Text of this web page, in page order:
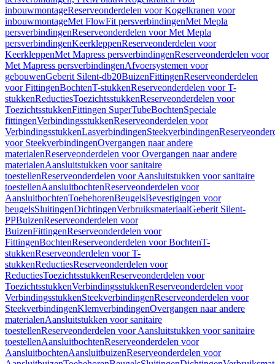
inbouwmontageReserveonderdelen voor Kogelkranen voor
inbouwmontageMet FlowFit persverbindingenMet Mepla
persverbindingenReserveonderdelen voor Met Mepla
persverbindingenKeerkleppenReserveonderdelen voor
KeerkleppenMet Mapress persverbindingenReserveonderdelen voor
Met Mapress persverbindingenAfvoersystemen voor
gebouwenGeberit Silent-db20BuizenFittingenReserveonderdelen
voor FittingenBochtenT-stukkenReserveonderdelen voor T-
stukkenReductiesToezichtsstukkenReserveonderdelen voor
ToezichtsstukkenFittingen SuperTubeBochtenSpeciale
fittingenVerbindingsstukkenReserveonderdelen voor
VerbindingsstukkenLasverbindingenSteekverbindingen
voor SteekverbindingenOvergangen naar andere
materialenReserveonderdelen voor Overgangen naar andere
materialenAansluitstukken voor sanitaire
toestellenReserveonderdelen voor Aansluitstukken voor sanitaire
toestellenAansluitbochtenReserveonderdelen voor
AansluitbochtenToebehorenBeugelsBevestigingen voor
beugelsSluitingenDichtingenVerbruiksmateriaalGeberit Silent-
PPBuizenReserveonderdelen voor
BuizenFittingenReserveonderdelen voor
FittingenBochtenReserveonderdelen voor BochtenT-
stukkenReserveonderdelen voor T-
stukkenReductiesReserveonderdelen voor
ReductiesToezichtsstukkenReserveonderdelen voor
ToezichtsstukkenVerbindingsstukkenReserveonderdelen voor
VerbindingsstukkenSteekverbindingenReserveonderdelen voor
SteekverbindingenKlemverbindingenOvergangen naar andere
materialenAansluitstukken voor sanitaire
toestellenReserveonderdelen voor Aansluitstukken voor sanitaire
toestellenAansluitbochtenReserveonderdelen voor
AansluitbochtenAansluitbuizenReserveonderdelen voor